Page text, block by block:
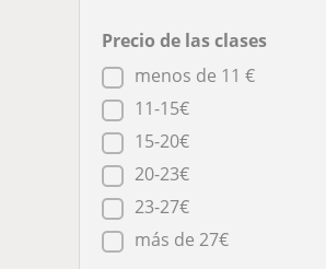
Precio de las clases
menos de 11 €
11-15€
15-20€
20-23€
23-27€
más de 27€